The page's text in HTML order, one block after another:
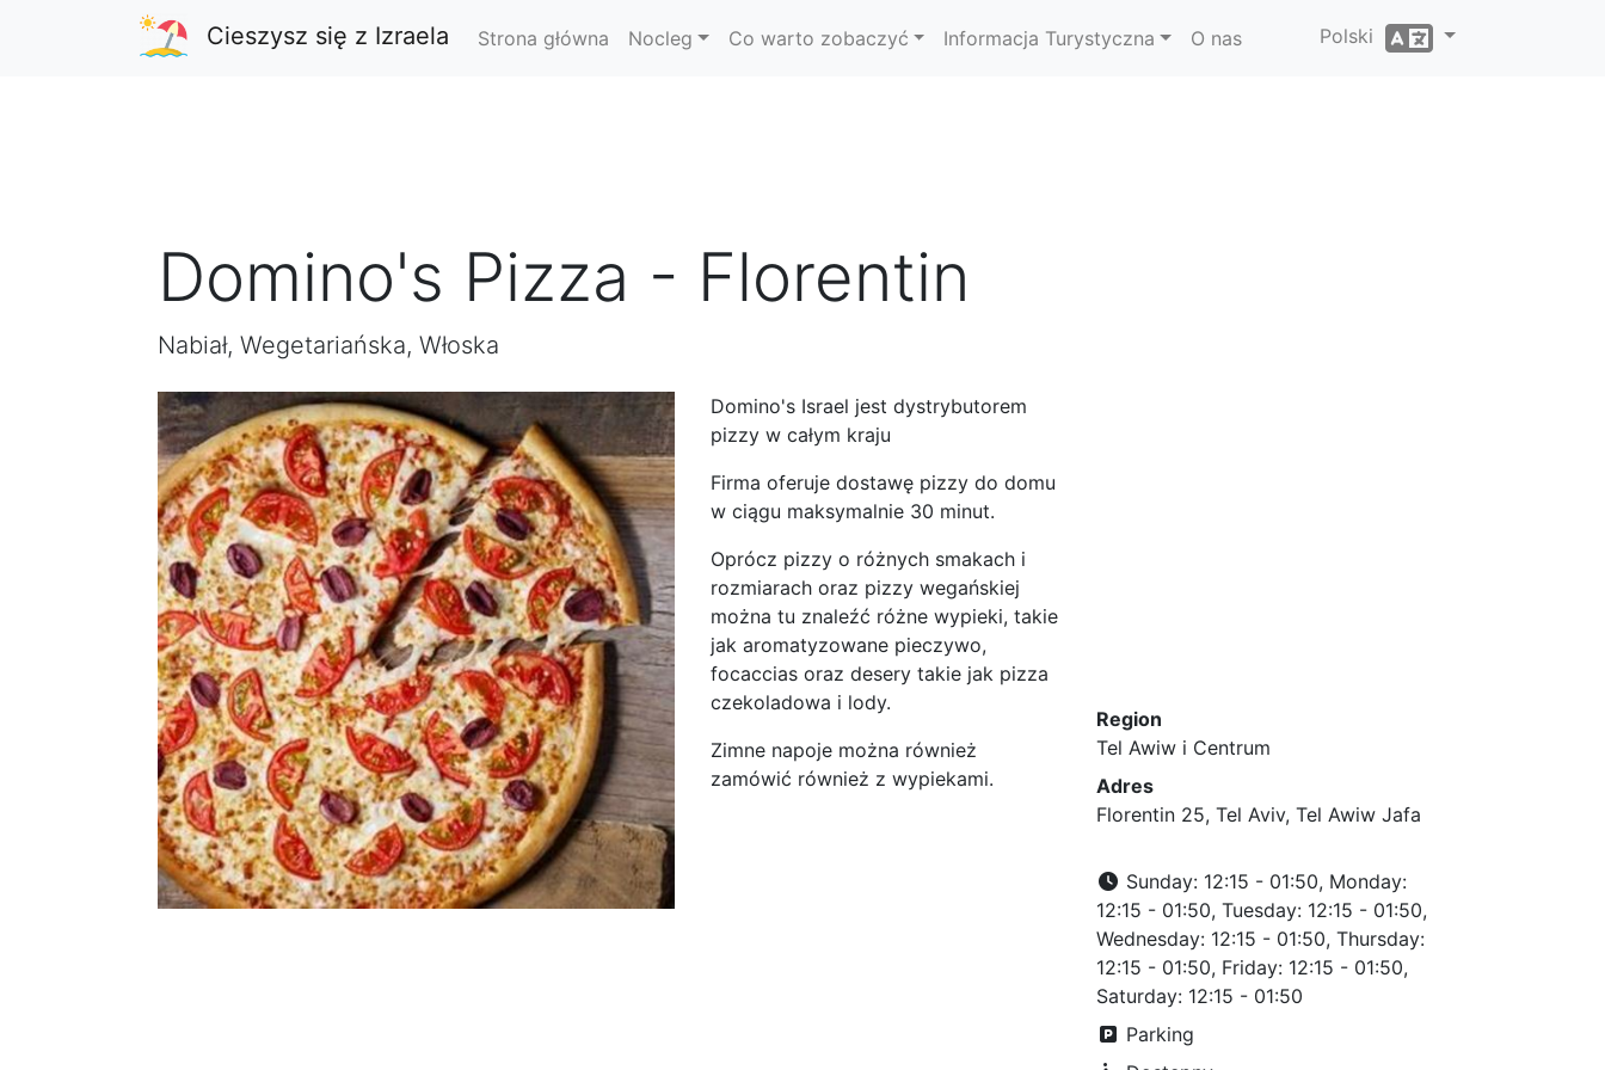
Cieszysz się z Izraela Strona główna Nocleg Co warto zobaczyć Informacja Turystyczna O nas Polski
Domino's Pizza - Florentin
Nabiał, Wegetariańska, Włoska
Domino's Israel jest dystrybutorem
pizzy w całym kraju
Firma oferuje dostawę pizzy do domu
w ciągu maksymalnie 30 minut.
Oprócz pizzy o różnych smakach i
rozmiarach oraz pizzy wegańskiej
można tu znaleźć różne wypieki, takie
jak aromatyzowane pieczywo,
focaccias oraz desery takie jak pizza
czekoladowa i lody.
Zimne napoje można również
zamówić również z wypiekami.
Region
Tel Awiw i Centrum
Adres
Florentin 25, Tel Aviv, Tel Awiw Jafa
Sunday: 12:15 - 01:50, Monday:
12:15 - 01:50, Tuesday: 12:15 - 01:50,
Wednesday: 12:15 - 01:50, Thursday:
12:15 - 01:50, Friday: 12:15 - 01:50,
Saturday: 12:15 - 01:50
Parking